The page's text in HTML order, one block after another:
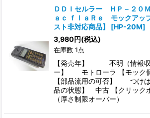
ＤＤＩセルラー ＨＰ－２０
ａｃ ｆｌａＲｅ モックア
スト非対応商品】
[HP-20M]
3,980円(税込)
在庫数 1点
【発売年】 不明（情報収
ー】 モトローラ 【モック
【部品流用の可否】 つけ
品の状態】 中古 【クリック
（厚さ制限オーバー）